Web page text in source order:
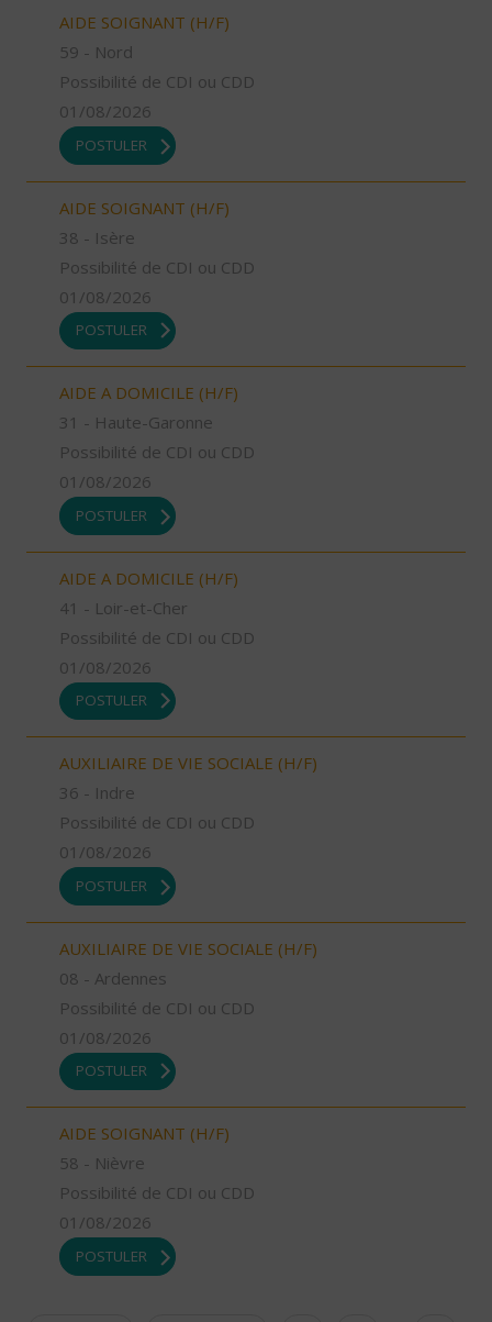
AIDE SOIGNANT (H/F)
59 - Nord
Possibilité de CDI ou CDD
01/08/2026
POSTULER
AIDE SOIGNANT (H/F)
38 - Isère
Possibilité de CDI ou CDD
01/08/2026
POSTULER
AIDE A DOMICILE (H/F)
31 - Haute-Garonne
Possibilité de CDI ou CDD
01/08/2026
POSTULER
AIDE A DOMICILE (H/F)
41 - Loir-et-Cher
Possibilité de CDI ou CDD
01/08/2026
POSTULER
AUXILIAIRE DE VIE SOCIALE (H/F)
36 - Indre
Possibilité de CDI ou CDD
01/08/2026
POSTULER
AUXILIAIRE DE VIE SOCIALE (H/F)
08 - Ardennes
Possibilité de CDI ou CDD
01/08/2026
POSTULER
AIDE SOIGNANT (H/F)
58 - Nièvre
Possibilité de CDI ou CDD
01/08/2026
POSTULER